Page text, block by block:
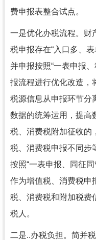
费申报表整合试点。
一是优化办税流程。财
税申报存在“入口多、
并申报按照“一表申报
报流程进行优化改造，
税源信息从申报环节分
数据的统筹运用，提高
税、消费税附加征收的
税、消费税申报不同步
按照“一表申报、同征
作为增值税、消费税申
税、消费税和附加税费
税人。
二是..办税负担。简并